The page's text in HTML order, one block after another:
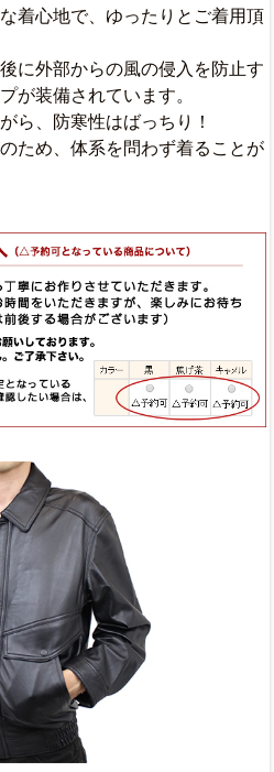
着心地で、ゆったりとご着用頂
に外部からの風の侵入を防止す
が装備されています。
ら、防寒性はばっちり！
ため、体系を問わず着ることが